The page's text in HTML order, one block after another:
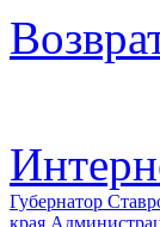
Губернатор